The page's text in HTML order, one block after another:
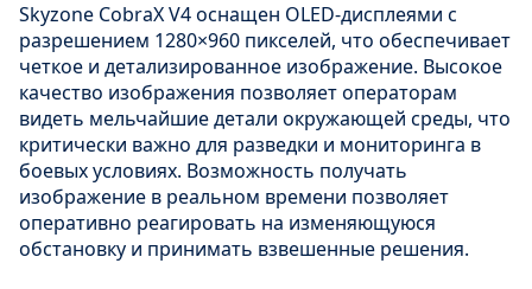
Skyzone CobraX V4 оснащен OLED-дисплеями с
разрешением 1280×960 пикселей, что обеспечивает
четкое и детализированное изображение. Высокое
качество изображения позволяет операторам
видеть мельчайшие детали окружающей среды, что
критически важно для разведки и мониторинга в
боевых условиях. Возможность получать
изображение в реальном времени позволяет
оперативно реагировать на изменяющуюся
обстановку и принимать взвешенные решения.